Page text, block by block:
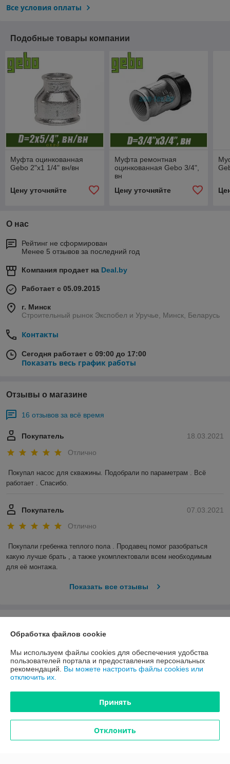
Все условия оплаты
Подобные товары компании
Муфта оцинкованная
Gebo 2"x1 1/4" вн/вн
Цену уточняйте
Муфта ремонтная
оцинкованная Gebo 3/4",
вн
Цену уточняйте
О нас
Рейтинг не сформирован
Менее 5 отзывов за последний год
Компания продает на Deal.by
Работает с 05.09.2015
г. Минск
Строительный рынок Экспобел и Уручье, Минск, Беларусь
Контакты
Сегодня работает с 09:00 до 17:00
Показать весь график работы
Отзывы о магазине
16 отзывов за всё время
18.03.2021
Покупатель
Отлично
Покупал насос для скважины. Подобрали по параметрам . Всё
работает . Спасибо.
07.03.2021
Покупатель
Отлично
Покупали гребенка теплого пола . Продавец помог разобраться
какую лучше брать , а также укомплектовали всем необходимым
для её монтажа.
Показать все отзывы
Доставка и оплата
График работы
Полная версия сайта
Политика обработки cookies
Обработка файлов cookie
Мы используем файлы cookies для обеспечения удобства
пользователей портала и предоставления персональных
рекомендаций. Вы можете настроить файлы cookies или
отключить их.
Принять
Отклонить